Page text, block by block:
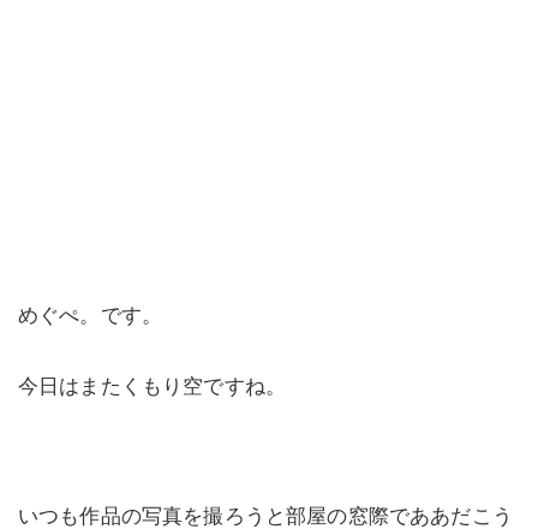
めぐぺ。です。
今日はまたくもり空ですね。
いつも作品の写真を撮ろうと部屋の窓際でああだこう